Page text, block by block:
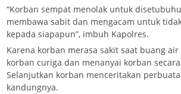
“Korban sempat menolak untuk
membawa sabit dan mengacam untuk
kepada siapapun”, imbuh Kapolres.
Karena korban merasa sakit saat buang
korban curiga dan menanyai korban
Selanjutkan korban menceritakan
kandungnya.